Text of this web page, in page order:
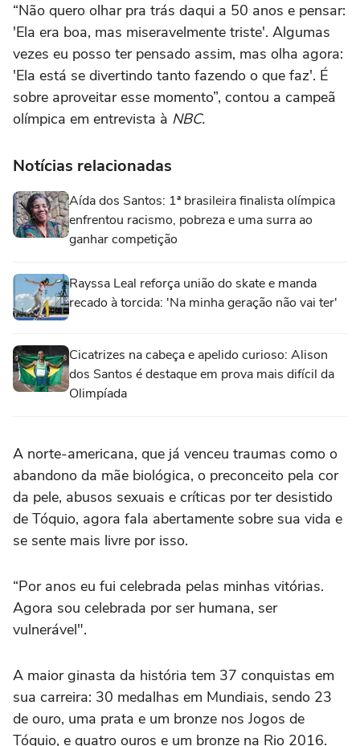
“Não quero olhar pra trás daqui a 50 anos e pensar:
'Ela era boa, mas miseravelmente triste'. Algumas
vezes eu posso ter pensado assim, mas olha agora:
'Ela está se divertindo tanto fazendo o que faz'. É
sobre aproveitar esse momento”, contou a campeã
olímpica em entrevista à NBC.
Notícias relacionadas
Aída dos Santos: 1ª brasileira finalista olímpica
enfrentou racismo, pobreza e uma surra ao
ganhar competição
Rayssa Leal reforça união do skate e manda
recado à torcida: 'Na minha geração não vai ter'
Cicatrizes na cabeça e apelido curioso: Alison
dos Santos é destaque em prova mais difícil da
Olimpíada
A norte-americana, que já venceu traumas como o
abandono da mãe biológica, o preconceito pela cor
da pele, abusos sexuais e críticas por ter desistido
de Tóquio, agora fala abertamente sobre sua vida e
se sente mais livre por isso.
“Por anos eu fui celebrada pelas minhas vitórias.
Agora sou celebrada por ser humana, ser
vulnerável".
A maior ginasta da história tem 37 conquistas em
sua carreira: 30 medalhas em Mundiais, sendo 23
de ouro, uma prata e um bronze nos Jogos de
Tóquio, e quatro ouros e um bronze na Rio 2016.